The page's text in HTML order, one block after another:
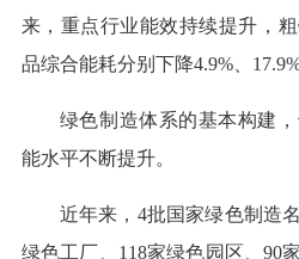
来，重点行业能效持续提升，
品综合能耗分别下降4.9%、17.9%
绿色制造体系的基本构建
能水平不断提升。
近年来，4批国家绿色制造
绿色工厂、118家绿色园区、90